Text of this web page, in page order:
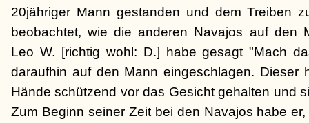
20jähriger Mann gestanden und dem Treiben
beobachtet, wie die anderen Navajos auf den
Leo W. [richtig wohl: D.] habe gesagt "Mach
daraufhin auf den Mann eingeschlagen. Dieser
Hände schützend vor das Gesicht gehalten und
Zum Beginn seiner Zeit bei den Navajos habe